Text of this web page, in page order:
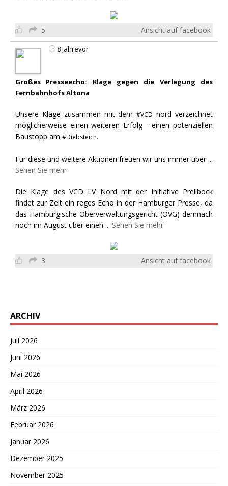
5 Ansicht auf facebook
8 Jahrevor
Großes Presseecho: Klage gegen die Verlegung des
Fernbahnhofs Altona
Unsere Klage zusammen mit dem#VCD nord verzeichnet
möglicherweise einen weiteren Erfolg - einen potenziellen
Baustopp am #Diebsteich.
Für diese und weitere Aktionen freuen wir uns immer über ...
Sehen Sie mehr
Die Klage des VCD LV Nord mit der Initiative Prellbock
findet zur Zeit ein reges Echo in der Hamburger Presse, da
das Hamburgische Oberverwaltungsgericht (OVG) demnach
noch im August über einen ... Sehen Sie mehr
3 Ansicht auf facebook
ARCHIV
Juli 2026
Juni 2026
Mai 2026
April 2026
März 2026
Februar 2026
Januar 2026
Dezember 2025
November 2025